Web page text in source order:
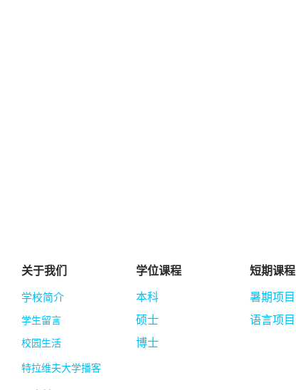
关于我们
学校简介
学生留言
校园生活
特拉维夫大学播客
学位课程
本科
硕士
博士
短期课程
暑期项目
语言项目